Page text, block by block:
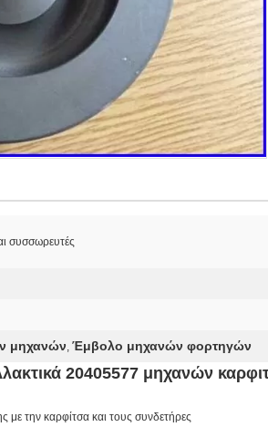
συσσωρευτές
μηχανών, Έμβολο μηχανών φορτηγών
20405577 μηχανών
την καρφίτσα και τους συνδετήρες